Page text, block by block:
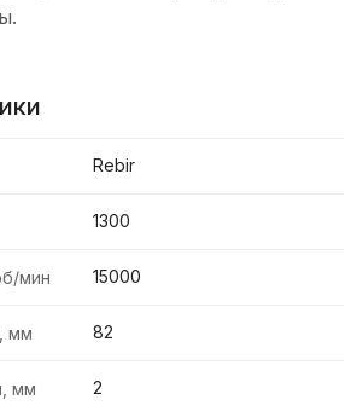
Rebir
1300
мин 15000
мм 82
мм 2